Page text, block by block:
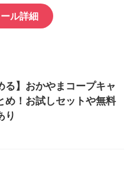
ル詳細
る】おかやまコープキャ
め！お試しセットや無料
り